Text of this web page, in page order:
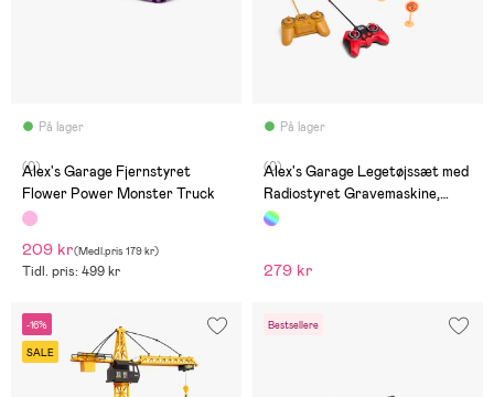
På lager
(0)
Alex's Garage Fjernstyret
Flower Power Monster Truck
209 kr(Medl.pris 179 kr)
Tidl. pris: 499 kr
På lager
(0)
Alex's Garage Legetøjssæt med
Radiostyret Gravemaskine,
Lastbil og Manuel Løftekran 42
279 kr
-16%
SALE
Bestsellere